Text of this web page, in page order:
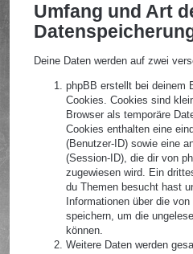
Umfang und Art
Deine Daten werden auf zwei
phpBB erstellt bei deinem
Cookies. Cookies sind
Browser als temporäre
Cookies enthalten eine
(Benutzer-ID) sowie eine
(Session-ID), die dir von
zugewiesen wird. Ein
du Themen besucht hast
Informationen über die
speichern, um die
können.
Weitere Daten werden